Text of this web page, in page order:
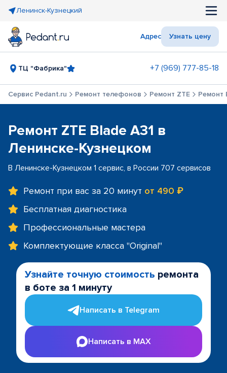
Ленинск-Кузнецкий
Адрес Узнать цену
ТЦ "Фабрика" +7 (969) 777-85-18
Сервис Pedant.ru Ремонт телефонов Ремонт ZTE Ремонт
Ремонт ZTE Blade A31 в
Ленинске-Кузнецком
В Ленинске-Кузнецком 1 сервис, в России 707 сервисов
Ремонт при вас за 20 минут от 490 ₽
Бесплатная диагностика
Профессиональные мастера
Комплектующие класса "Original"
Узнайте точную стоимость ремонта
в боте за 1 минуту
Написать в Telegram
Написать в MAX